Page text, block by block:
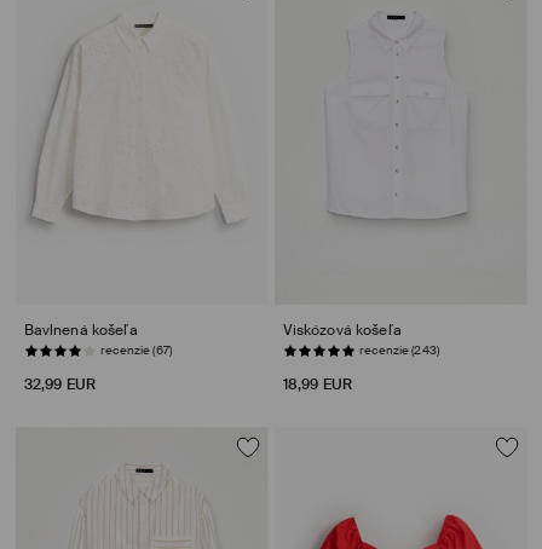
Bavlnená košeľa
POSLEDNÉ KUSY
32,99 EUR
Viskózová košeľa
POSLEDNÉ KUSY
18,99 EUR